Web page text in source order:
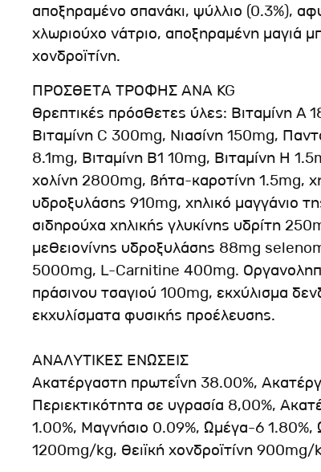
αποξηραμένο σπανάκι, ψύλλιο (0.3%),
χλωριούχο νάτριο, αποξηραμένη μαγιά
χονδροϊτίνη.
ΠΡΟΣΘΕΤΑ ΤΡΟΦΗΣ ΑΝΑ KG
Θρεπτικές πρόσθετες ύλες: Βιταμίνη A
Βιταμίνη C 300mg, Νιασίνη 150mg,
8.1mg, Βιταμίνη Β1 10mg, Βιταμίνη H
χολίνη 2800mg, βήτα-καροτίνη 1.5mg,
υδροξυλάσης 910mg, χηλικό μαγγάνιο
σιδηρούχα χηλικής γλυκίνης υδρίτη
μεθειονίνης υδροξυλάσης 88mg
5000mg, L-Carnitine 400mg.
πράσινου τσαγιού 100mg, εκχύλισμα
εκχυλίσματα φυσικής προέλευσης.
ΑΝΑΛΥΤΙΚΕΣ ΕΝΩΣΕΙΣ
Ακατέργαστη πρωτεΐνη 38.00%,
Περιεκτικότητα σε υγρασία 8,00%,
1.00%, Μαγνήσιο 0.09%, Ωμέγα-6
1200mg/kg, Θειϊκή χονδροϊτίνη 900mg/